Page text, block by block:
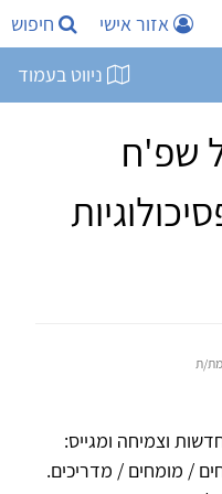
אזור אישי חיפוש
ניווט בעמוד
שפ'ח
ת
וצמיחה ומגייס: